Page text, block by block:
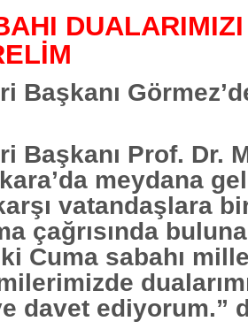
DUALARIMIZI
Başkanı
Başkanı Prof. Dr.
meydana
karşı vatandaşlara
çağrısında
Cuma sabahı
davet ediyorum.”